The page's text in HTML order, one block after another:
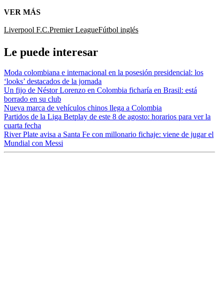
VER MÁS
Liverpool F.C.Premier LeagueFútbol inglés
Le puede interesar
Moda colombiana e internacional en la posesión presidencial: los
‘looks’ destacados de la jornada
Un fijo de Néstor Lorenzo en Colombia ficharía en Brasil: está
borrado en su club
Nueva marca de vehículos chinos llega a Colombia
Partidos de la Liga Betplay de este 8 de agosto: horarios para ver la
cuarta fecha
River Plate avisa a Santa Fe con millonario fichaje: viene de jugar el
Mundial con Messi